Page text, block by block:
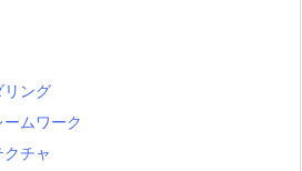
リング
ムワーク
チャ